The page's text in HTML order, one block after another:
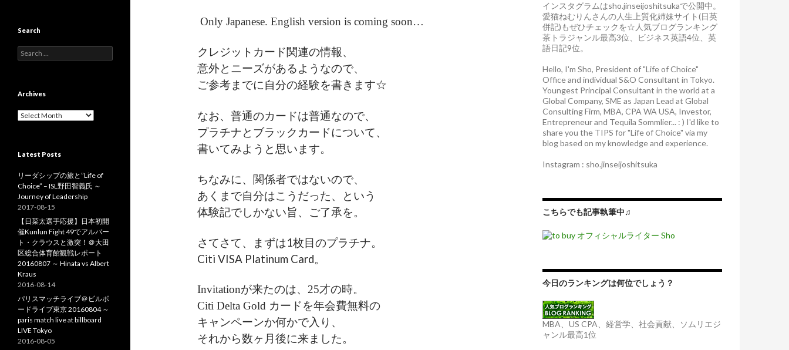
Only Japanese. English version is coming soon…
クレジットカード関連の情報、
意外とニーズがあるようなので、
ご参考までに自分の経験を書きます☆
なお、普通のカードは普通なので、
プラチナとブラックカードについて、
書いてみようと思います。
ちなみに、関係者ではないので、
あくまで自分はこうだった、という
体験記でしかない旨、ご了承を。
さてさて、まずは1枚目のプラチナ。
Citi VISA Platinum Card。
Invitationが来たのは、25才の時。
Citi Delta Gold カードを年会費無料の
キャンペーンか何かで入り、
それから数ヶ月後に来ました。
インスタグラムはsho.jinseijoshitsukaで公開中。
愛猫ねむりんさんの人生上質化姉妹サイト(日英
併記)もぜひチェックを☆人気ブログランキング
茶トラジャンル最高3位、ビジネス英語4位、英
語日記9位。
Hello, I'm Sho, President of "Life of Choice"
Office and individual S&O Consultant in Tokyo.
Youngest Principal Consultant in the world at a
Global Company, SME as Japan Lead at Global
Consulting Firm, MBA, CPA WA USA, Investor,
Entrepreneur and Tequila Sommlier... : ) I'd like to
share you the TIPS for "Life of Choice" via my
blog based on my knowledge and experience.
Instagram : sho.jinseijoshitsuka
こちらでも記事執筆中♫
今日のランキングは何位でしょう？
MBA、US CPA、経営学、社会貢献、ソムリエジ
ャンル最高1位
Search
e
c
Archives
A
i
e
s
Latest Posts
リーダシップの旅と”Life of
Choice” – ISL野田智義氏 ～
Journey of Leadership
2017-08-15
【日菜太選手応援】日本初開
催Kunlun Fight 49でアルバー
ト・クラウスと激突！＠大田
区総合体育館観戦レポート
20160807 ～ Hinata vs Albert
Kraus
2016-08-14
パリスマッチライブ＠ビルボ
ードライブ東京 20160804 ～
paris match live at billboard
LIVE Tokyo
2016-08-05